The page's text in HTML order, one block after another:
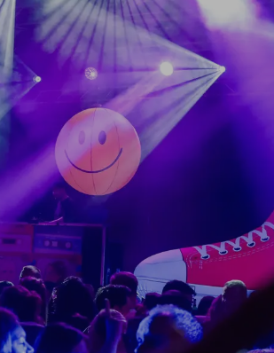
Angemeldet bleiben
ANMELDEN
Registrieren
Benutzername vergessen
Passwort vergessen
Anmelden über ein Soziales Netzwerk
Mit Facebook anmelden
Mit Google anmelden
Mit Apple anmelden